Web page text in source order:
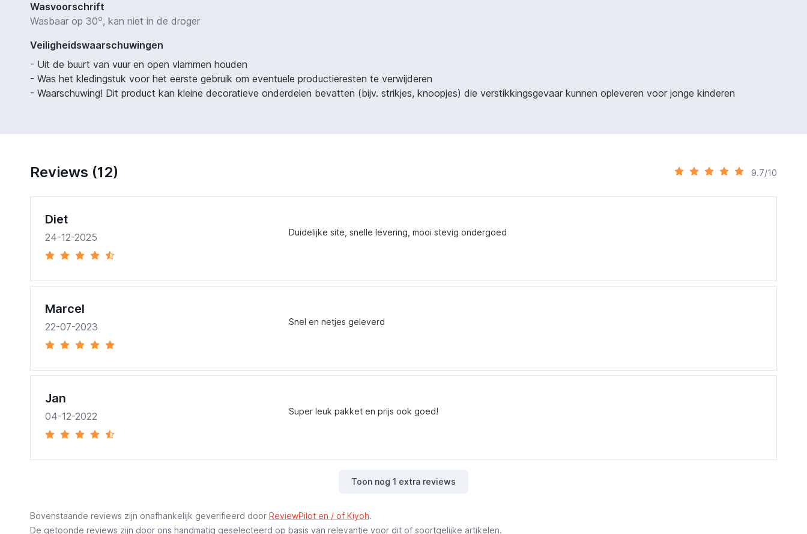
Wasvoorschrift
Wasbaar op 30o, kan niet in de droger
Veiligheidswaarschuwingen
- Uit de buurt van vuur en open vlammen houden
- Was het kledingstuk voor het eerste gebruik om eventuele productieresten te verwijderen
- Waarschuwing! Dit product kan kleine decoratieve onderdelen bevatten (bijv. strikjes, knoopjes) die verstikkingsgevaar kunnen opleveren voor jonge kinderen
Reviews (12) 9.7/10
Diet
24-12-2025 Duidelijke site, snelle levering, mooi stevig ondergoed
Marcel
22-07-2023 Snel en netjes geleverd
Jan
04-12-2022 Super leuk pakket en prijs ook goed!
Toon nog 1 extra reviews
Bovenstaande reviews zijn onafhankelijk geverifieerd door ReviewPilot en / of Kiyoh.
De getoonde reviews zijn door ons handmatig geselecteerd op basis van relevantie voor dit of soortgelijke artikelen.